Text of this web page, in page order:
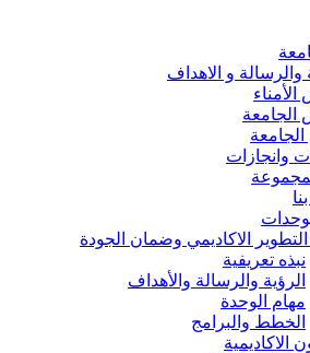
والرسالة و الاهداف
وانجازات
الاكاديمي وضمان الجودة
نبذه تعريفية
الرؤية والرسالة والأهداف
مهام الوحدة
الخطط والبرامج
الاكاديمية